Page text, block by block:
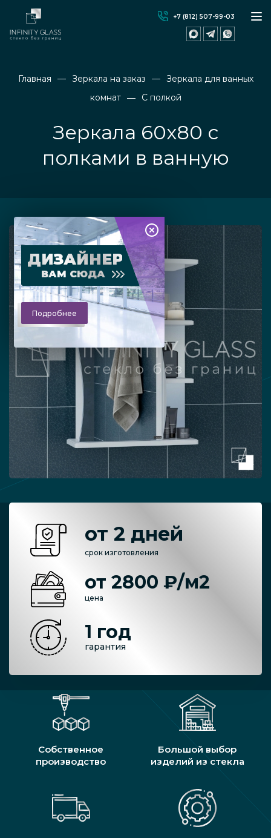
+7 (812) 507-99-03
Главная Зеркала на заказ
Зеркала для ванных
комнат
С полкой
Зеркала 60х80 с
полками в ванную
ДИЗАЙНЕР
ВАМ СЮДА
Подробнее
от 2 дней
срок изготовления
от 2800 ₽/м2
цена
1 год
гарантия
Собственное
производство
Большой выбор
изделий из стекла